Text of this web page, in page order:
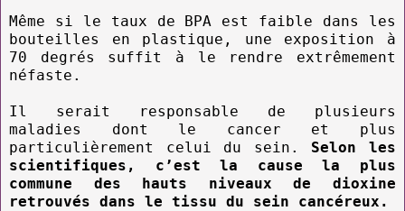
Même si le taux de BPA est faible dans les
bouteilles en plastique, une exposition à
70 degrés suffit à le rendre extrêmement
néfaste.
Il serait responsable de plusieurs
maladies dont le cancer et plus
particulièrement celui du sein. Selon les
scientifiques, c’est la cause la plus
commune des hauts niveaux de dioxine
retrouvés dans le tissu du sein cancéreux.